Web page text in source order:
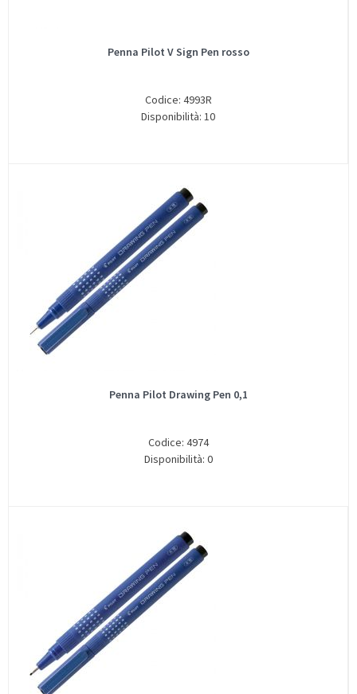
Penna Pilot V Sign Pen rosso
Codice: 4993R
Disponibilità: 10
Penna Pilot Drawing Pen 0,1
Codice: 4974
Disponibilità: 0